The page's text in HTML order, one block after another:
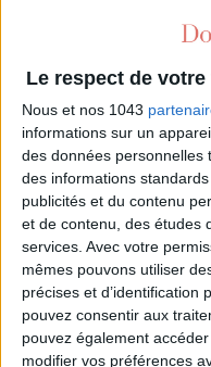
Le respect de
Nous et nos 1043
informations sur un
des données personnelles
des informations
publicités et du contenu
et de contenu, des études
services. Avec votre
mêmes pouvons utiliser
précises et d’identification
pouvez consentir aux
pouvez également
modifier vos préférences
ROMANS : 3